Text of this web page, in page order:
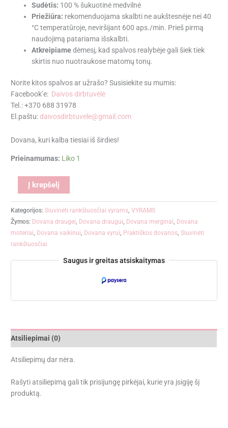
Sudėtis: 100 % šukuotinė medvilnė
Priežiūra: rekomenduojama skalbti ne aukštesnėje nei 40
°C temperatūroje, neviršijant 600 aps./min. Prieš pirmą
naudojimą patariama išskalbti.
Atkreipiamedėmesį, kad spalvos realybėje gali šiek tiek
skirtis nuo nuotraukose matomų tonų.
Norite kitos spalvos ar užrašo? Susisiekite su mumis:
Facebook’e: Daivos dirbtuvėlė
Tel.: +370 688 31978
El.paštu: daivosdirbtuvele@gmail.com
Dovana, kuri kalba tiesiai iš širdies!
Prieinamumas: Liko 1
Į krepšelį
Kategorijos:Siuvinėti rankšluosčiai vyrams ,VYRAMS
Žymos: Dovana draugei Dovana draugui Dovana merginai Dovana
moteriai Dovana vaikinui Dovana vyrui Praktiškos dovanos ,Siuvinėti
rankšluosčiai
Saugus ir greitas atsiskaitymas
Atsiliepimai (0)
Atsiliepimų dar nėra.
Rašyti atsiliepimą gali tik prisijungę pirkėjai, kurie yra įsigiję šį
produktą.